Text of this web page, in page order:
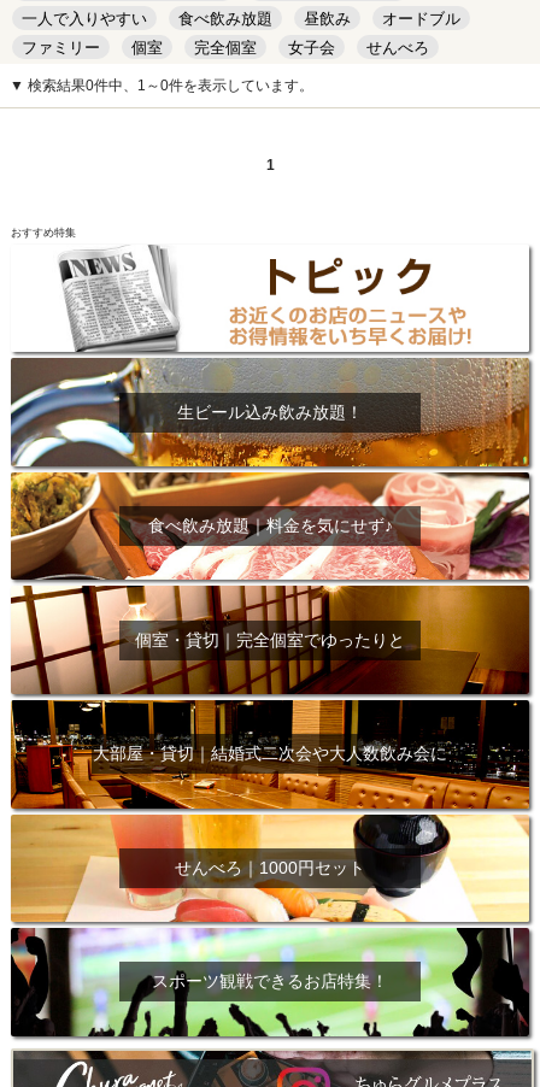
一人で入りやすい
食べ飲み放題 昼飲み
オードブル
ファミリー
個室 完全個室 女子会
せんべろ
キッズルーム
安い デート
▼ 検索結果0件中、1～0件を表示しています。
1
おすすめ特集
生ビール込み飲み放題！
食べ飲み放題｜料金を気にせず♪
個室・貸切｜完全個室でゆったりと
大部屋・貸切｜結婚式二次会や大人数飲み会に
せんべろ｜1000円セット
スポーツ観戦できるお店特集！